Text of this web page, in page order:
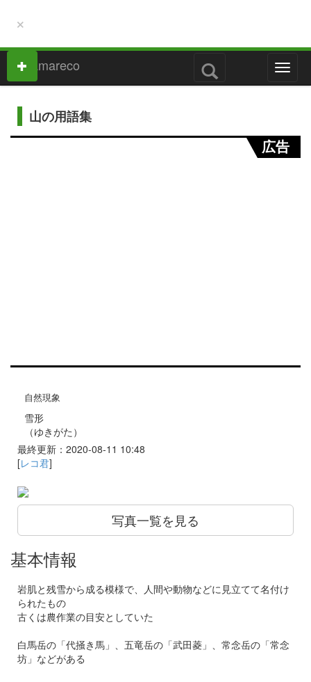
×
M
e
山の用語集
広告
自然現象
雪形
（ゆきがた）
最終更新：2020-08-11 10:48
[レコ君]
写真一覧を見る
基本情報
岩肌と残雪から成る模様で、人間や動物などに見立てて名付け
られたもの
古くは農作業の目安としていた
白馬岳の「代掻き馬」、五竜岳の「武田菱」、常念岳の「常念
坊」などがある